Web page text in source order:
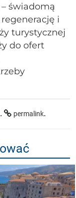
świadomą
i
turystycznej
do ofert
. permalink.